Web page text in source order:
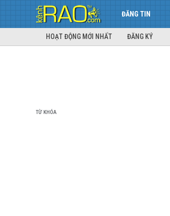
ĐĂNG TIN
HOẠT ĐỘNG MỚI NHẤT ĐĂNG KÝ
TỪ KHÓA